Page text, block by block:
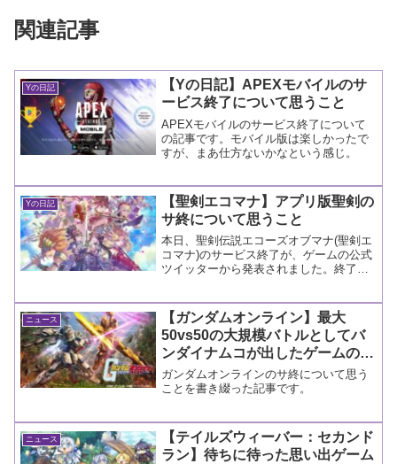
関連記事
Yの日記
【Yの日記】APEXモバイルのサ
ービス終了について思うこと
APEXモバイルのサービス終了について
の記事です。モバイル版は楽しかったで
すが、まあ仕方ないかなという感じ。
Yの日記
【聖剣エコマナ】アプリ版聖剣の
サ終について思うこと
本日、聖剣伝説エコーズオブマナ(聖剣エ
コマナ)のサービス終了が、ゲームの公式
ツイッターから発表されました。終了時
ニュース
【ガンダムオンライン】最大
50vs50の大規模バトルとしてバ
ンダイナムコが出したゲームのサ
終について思うこと
ガンダムオンラインのサ終について思う
ことを書き綴った記事です。
ニュース
【テイルズウィーバー：セカンド
ラン】待ちに待った思い出ゲーム